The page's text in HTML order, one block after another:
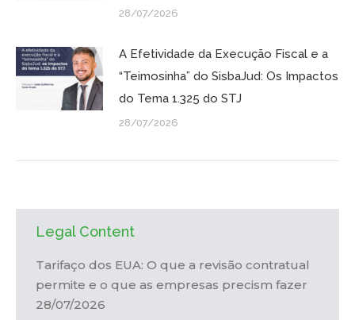
28/07/2026
A Efetividade da Execução Fiscal e a
“Teimosinha” do SisbaJud: Os Impactos
do Tema 1.325 do STJ
28/07/2026
Legal Content
Tarifaço dos EUA: O que a revisão contratual
permite e o que as empresas precism fazer
28/07/2026